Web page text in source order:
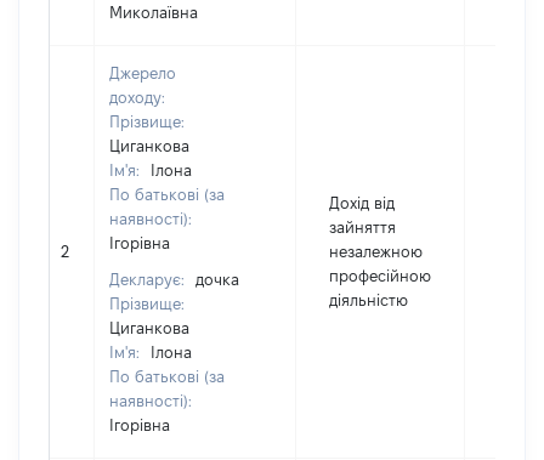
Миколаївна
2
Джерело
доходу:
Прізвище:
Циганкова
Ім'я:
Ілона
По батькові (за
наявності):
Ігорівна
Декларує:
дочка
Прізвище:
Циганкова
Ім'я:
Ілона
По батькові (за
наявності):
Ігорівна
Дохід від
зайняття
незалежною
професійною
діяльністю